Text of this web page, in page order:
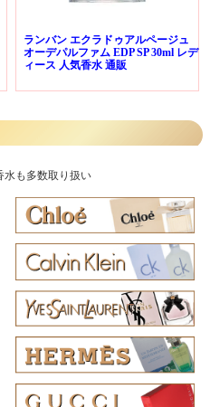
ランバン エクラドゥアルページュ
オーデパルファム EDP SP 30ml レデ
ィース 人気香水 通販
水も多数取り扱い